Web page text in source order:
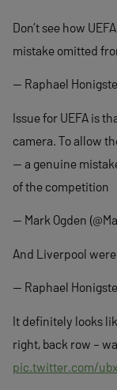
Don’t see how
mistake omitted
— Raphael
Issue for UEFA is
camera. To allow
— a genuine
of the competition
— Mark Ogden
And Liverpool
— Raphael
It definitely looks
right, back row –
pic.twitter.com/